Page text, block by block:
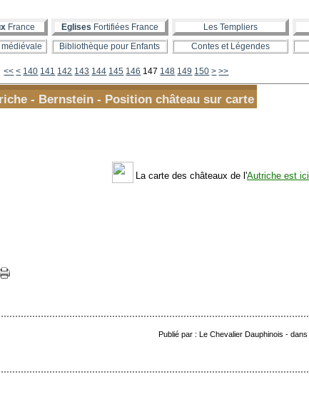
France Eglises Fortifiées France Les Templiers
Bibliothèque pour Enfants Contes et Légendes
<< < 100
110
120
130
140 141 142 143 144 145 146 147 148 149 150 > >>
- Bernstein - Position château sur carte
La carte des châteaux de l'Autriche est ici
Publié par : Le Chevalier Dauphinois -dans